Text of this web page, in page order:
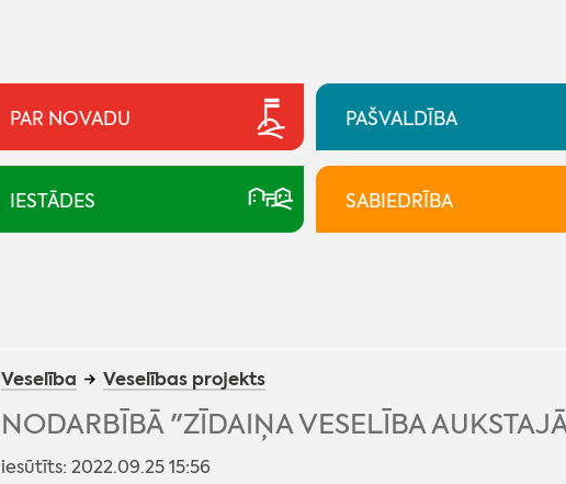
PAR NOVADU PAŠVALDĪBA
IESTĀDES SABIEDRĪBA
Veselība Veselības projekts
NODARBĪBĀ "ZĪDAIŅA VESELĪBA
iesūtīts: 2022.09.25 15:56